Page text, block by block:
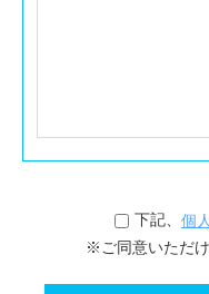
下記、 個
※ご同意いただ